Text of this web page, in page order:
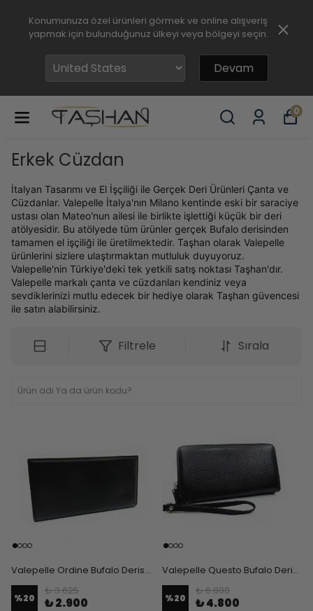
Konumunuza özel ürünleri görmek ve online alışveriş
yapmak için bulunduğunuz ülkeyi veya bölgeyi seçin.
Devam
0
Erkek Cüzdan
İtalyan Tasarımı ve El İşçiliği ile Gerçek Deri Ürünleri Çanta ve
Cüzdanlar. Valepelle İtalya'nın Milano kentinde eski bir saraciye
ustası olan Mateo'nun ailesi ile birlikte işlettiği küçük bir deri
atölyesidir. Bu atölyede tüm ürünler gerçek Bufalo derisinden
tamamen el işçiliği ile üretilmektedir. Taşhan olarak Valepelle
ürünlerini sizlere ulaştırmaktan mutluluk duyuyoruz.
Valepelle'nin Türkiye'deki tek yetkili satış noktası Taşhan'dır.
Valepelle markalı çanta ve cüzdanları kendiniz veya
sevdiklerinizi mutlu edecek bir hediye olarak Taşhan güvencesi
ile satın alabilirsiniz.
Filtrele Sırala
Valepelle Ordine Bufalo Derisi Telefonluk Cüzdan
%20
₺ 3.625
₺ 2.900
Valepelle Questo Bufalo Derisi Erkek El Çantası
%20
₺ 6.000
₺ 4.800